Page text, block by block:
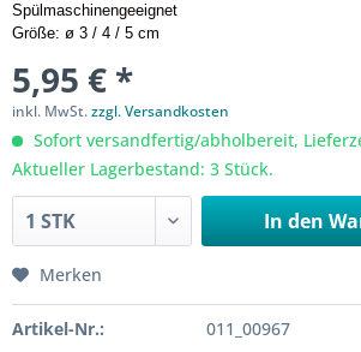
Spülmaschinengeeignet
Größe: ø 3 / 4 / 5 cm
5,95 € *
inkl. MwSt.zzgl. Versandkosten
Sofort versandfertig/abholbereit,
Aktueller Lagerbestand: 3 Stück.
In den
Merken
Artikel-Nr.: 011_00967